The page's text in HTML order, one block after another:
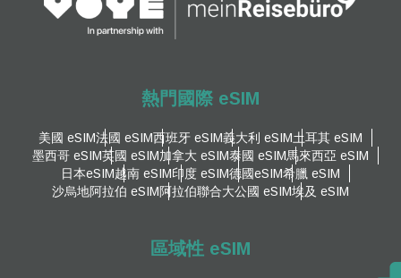
熱門國際 eSIM
美國 eSIM法國 eSIM西班牙 eSIM義大利 eSIM土耳其 eSIM
墨西哥 eSIM英國 eSIM加拿大 eSIM泰國 eSIM馬來西亞 eSIM
日本eSIM越南 eSIM印度 eSIM德國eSIM希臘 eSIM
沙烏地阿拉伯 eSIM阿拉伯聯合大公國 eSIM埃及 eSIM
區域性 eSIM